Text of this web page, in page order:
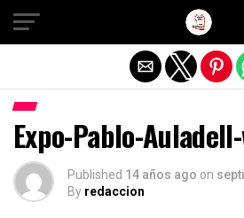
Expo-Pablo-
Published 14 años ago on
By redaccion
Salir de la versión